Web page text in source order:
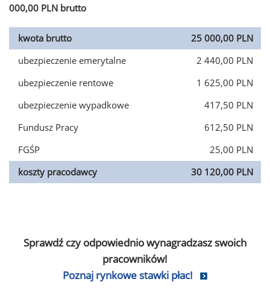
000,00 PLN brutto
kwota brutto
25 000,00 PLN
ubezpieczenie emerytalne
2 440,00 PLN
ubezpieczenie rentowe
1 625,00 PLN
ubezpieczenie wypadkowe
417,50 PLN
Fundusz Pracy
612,50 PLN
FGŚP
25,00 PLN
koszty pracodawcy
30 120,00 PLN
Sprawdź czy odpowiednio wynagradzasz swoich
pracowników!
Poznaj rynkowe stawki płac!